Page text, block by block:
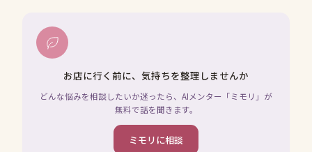
お店に行く前に、気持ちを整理しませんか
どんな悩みを相談したいか迷ったら、AIメンター「ミモリ」が
無料で話を聞きます。
ミモリに相談